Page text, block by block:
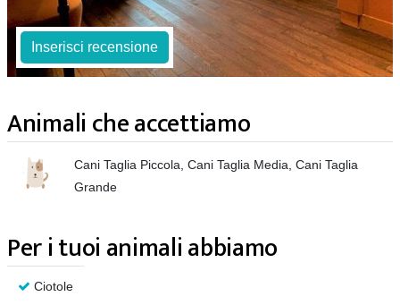
Inserisci recensione
Animali che accettiamo
Cani Taglia Piccola, Cani Taglia Media, Cani Taglia
Grande
Per i tuoi animali abbiamo
Ciotole